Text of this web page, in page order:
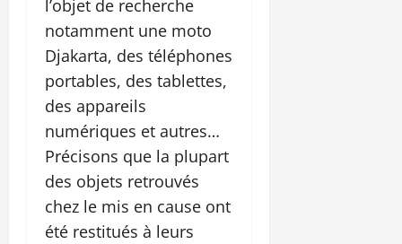
l’objet de recherche
notamment une moto
Djakarta, des téléphones
portables, des tablettes,
des appareils
numériques et autres…
Précisons que la plupart
des objets retrouvés
chez le mis en cause ont
été restitués à leurs